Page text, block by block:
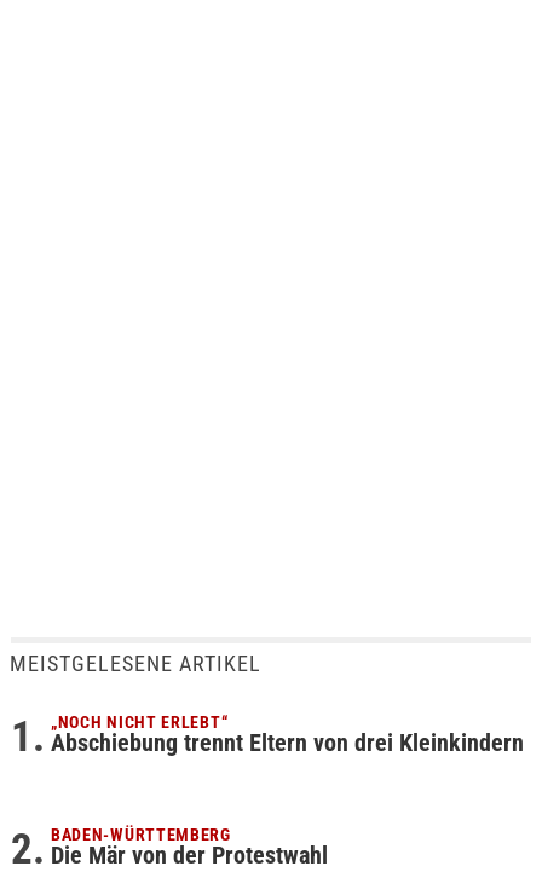
MEISTGELESENE ARTIKEL
„NOCH NICHT ERLEBT“
Abschiebung trennt Eltern von drei Kleinkindern
BADEN-WÜRTTEMBERG
Die Mär von der Protestwahl